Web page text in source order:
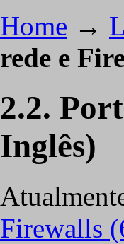
Home →
rede e
2.2.
Inglês)
Firewalls